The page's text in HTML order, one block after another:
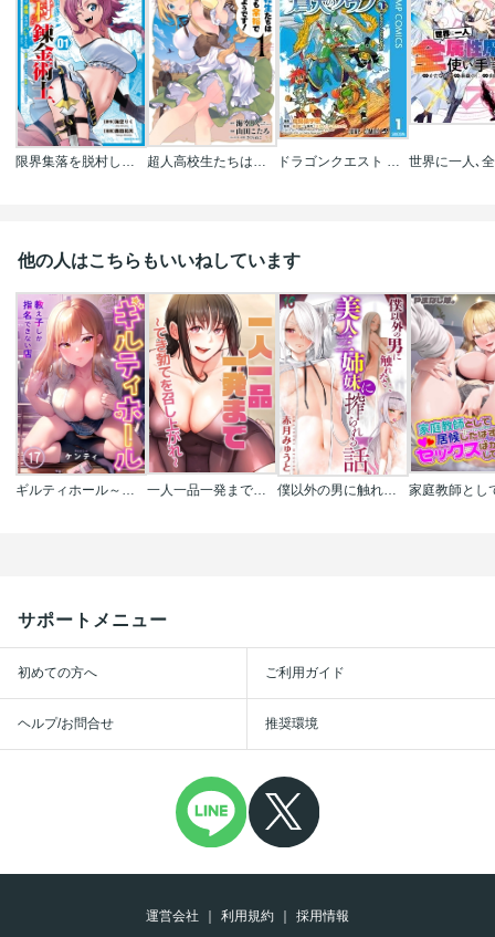
限界集落を脱村した錬金術士､都会で"最強"なのがバレまくる｡～老害どもにはいい加減愛想が尽きました～ 超人高校生たちは異世界でも余裕で生き抜くようです! ドラゴンクエスト 蒼天のソウラ
他の人はこちらもいいねしています
ギルティホール～教え子しか指名できない店～【フルカラー】 一人一品一発まで～でき勃てを召し上がれ～【完全版】【タテヨミ】 僕以外の男に触れない､美人三姉妹に搾られる話
サポートメニュー
初めての方へ ご利用ガイド
ヘルプ/お問合せ 推奨環境
運営会社 利用規約 採用情報